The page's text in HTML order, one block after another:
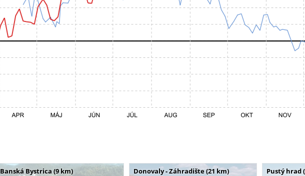
Banská Bystrica (9 km) Donovaly - Záhradište (21 km) Pustý hrad